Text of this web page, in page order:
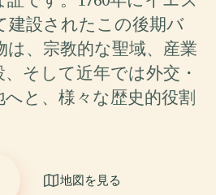
建設されたこの後期バ
は、宗教的な聖域、産業
そして近年では外交・
と、様々な歴史的役割
地図を見る